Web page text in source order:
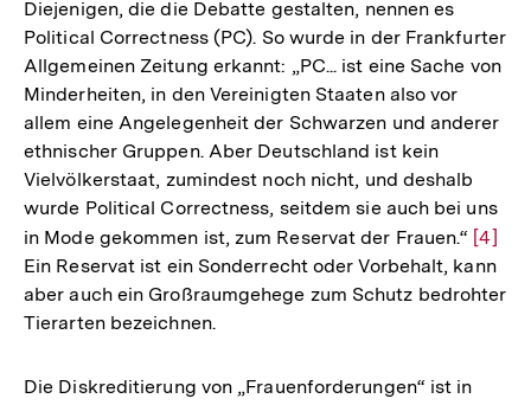
Diejenigen, die die Debatte gestalten, nennen es
Political Correctness (PC). So wurde in der Frankfurter
Allgemeinen Zeitung erkannt: „PC... ist eine Sache von
Minderheiten, in den Vereinigten Staaten also vor
allem eine Angelegenheit der Schwarzen und anderer
ethnischer Gruppen. Aber Deutschland ist kein
Vielvölkerstaat, zumindest noch nicht, und deshalb
wurde Political Correctness, seitdem sie auch bei uns
in Mode gekommen ist, zum Reservat der Frauen.“ Zur
der
[4]
Ein Reservat ist ein Sonderrecht oder Vorbehalt, kann
aber auch ein Großraumgehege zum Schutz bedrohter
Tierarten bezeichnen.
Die Diskreditierung von „Frauenforderungen“ ist in